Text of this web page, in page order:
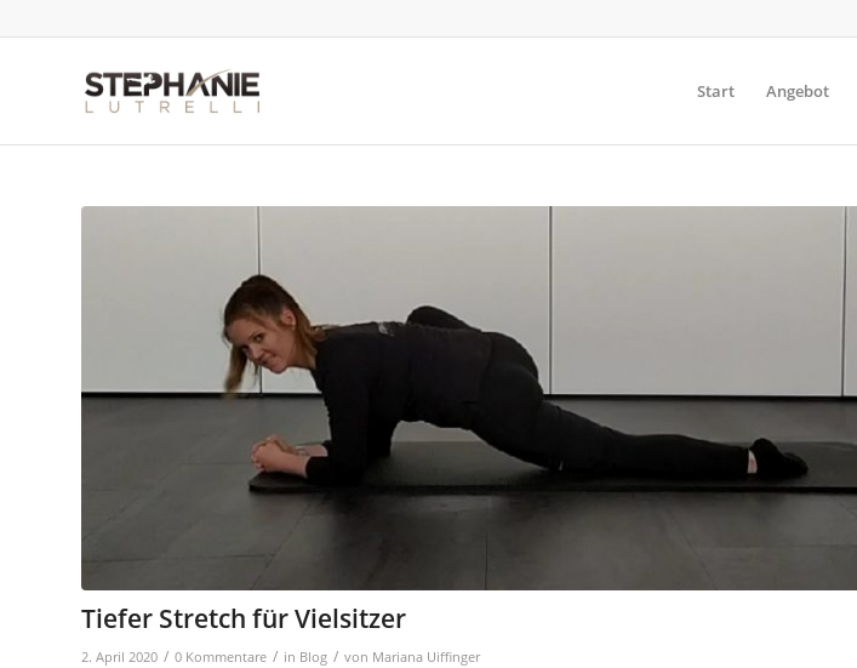
Start Angebot
Tiefer Stretch für Vielsitzer
2. April 2020 / 0 Kommentare / in Blog / von Mariana Uiffinger